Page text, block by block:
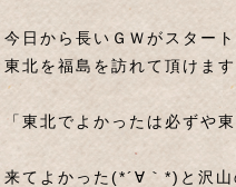
今日から長いＧＷがスタート
東北を福島を訪れて頂けま
「東北でよかったは必ずや
来てよかった(*´∀｀*)と沢